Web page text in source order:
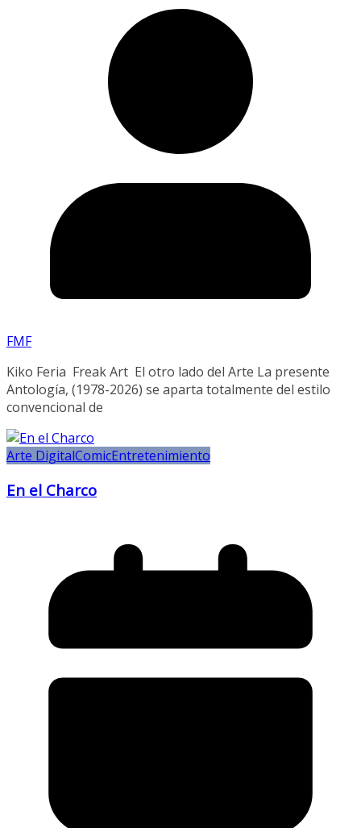
FMF
Kiko Feria Freak Art El otro lado del Arte La presente
Antología, (1978-2026) se aparta totalmente del estilo
convencional de
Arte DigitalComicEntretenimiento
En el Charco